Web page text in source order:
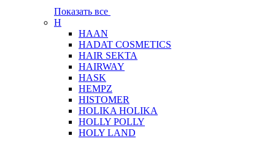
Показать все
H
HAAN
HADAT COSMETICS
HAIR SEKTA
HAIRWAY
HASK
HEMPZ
HISTOMER
HOLIKA HOLIKA
HOLLY POLLY
HOLY LAND